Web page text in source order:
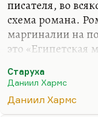
писателя, во
схема романа.
маргиналии на
это
Веры Пановой,
«Конспект
Старуха
Даниил Хармс
Даниил Хармс